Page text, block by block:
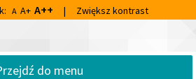
A A+ A++ | Zwiększ kontrast
do menu